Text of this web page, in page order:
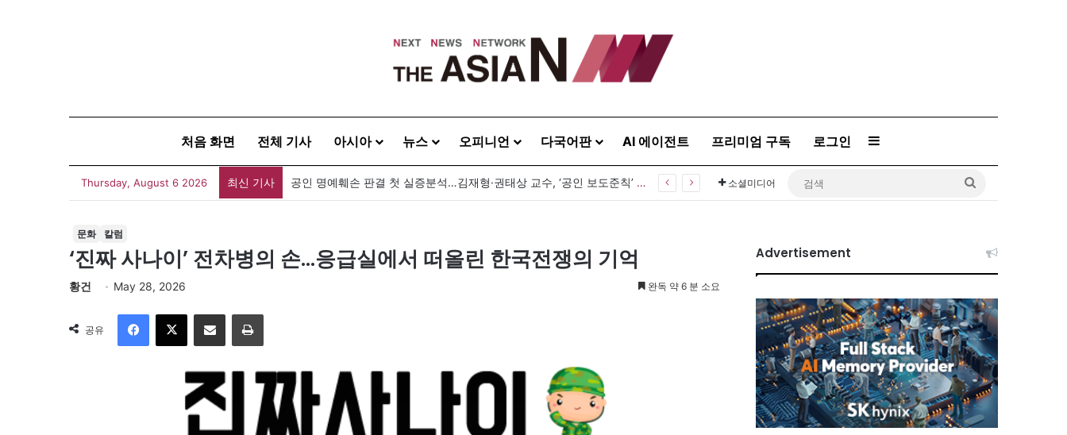
처음 화면 전체 기사 아시아 뉴스 오피니언 다국어판 AI 에이전트 프리미엄 구독 로그인 Sidebar
Thursday, August 6 2026 최신 기사 공인 명예훼손 판결 첫 실증분석…김재형·권태상 교수, ‘공인 보도준칙’ 제안도 소셜미디어
문화 칼럼
‘진짜 사나이’ 전차병의 손…응급실에서 떠올린 한국전쟁의 기억
황건 May 28, 2026 완독 약 6 분 소요
공유
Facebook
X 이메일 인쇄
Advertisement